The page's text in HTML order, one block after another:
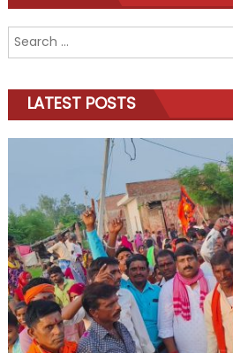
Search
for:
LATEST POSTS